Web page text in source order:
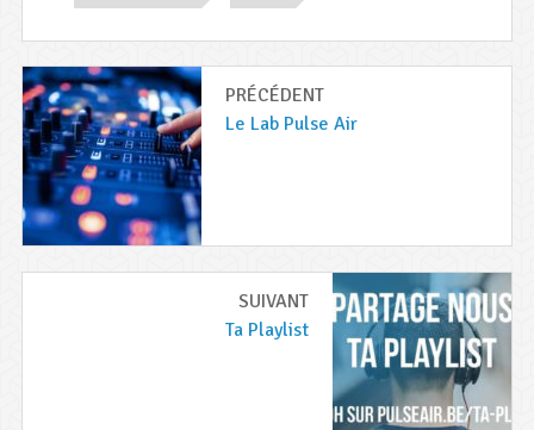
Navigation
de
l’article
PRÉCÉDENT
Article
Le Lab Pulse Air
SUIVANT
Article
Ta Playlist